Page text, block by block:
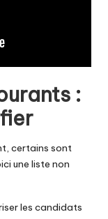
:
certains sont
une liste non
les candidats